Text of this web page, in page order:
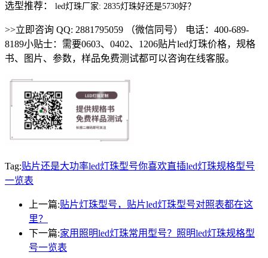
选型推荐： led灯珠厂家: 2835灯珠好还是5730好？
>>立即咨询 QQ: 2881795059 （微信同号） 电话：400-689-
8189小贴士：需要0603、0402、1206贴片led灯珠价格，规格
书、图片、参数，样品免费测试都可以咨询在线客服。
Tag:贴片还是大功率led灯珠型号你喜欢直插led灯珠规格型号
一览表
上一篇:贴片灯珠型号，贴片led灯珠型号对照表都在这
里？
下一篇:家用照明led灯珠常用型号？照明led灯珠规格型
号一览表